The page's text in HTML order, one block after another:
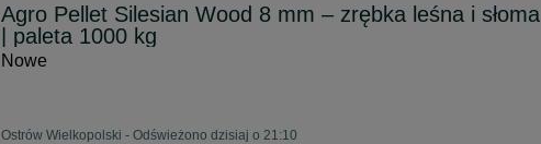
Agro Pellet Silesian Wood 8 mm – zrębka leśna i słoma
| paleta 1000 kg
Nowe
Ostrów Wielkopolski - Odświeżono dzisiaj o 21:10